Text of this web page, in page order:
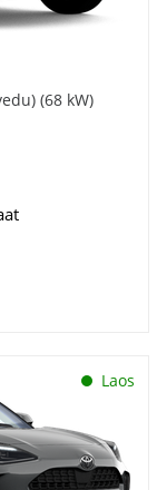
(68 kW)
Laos